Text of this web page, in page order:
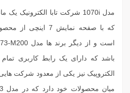
مدل 1070i شرکت تابا الکترونیک
یک
که با صفحه نمایش 7
است و از دیگر برند ها مدل M200
باشد که دارای یک رابط کاربری
الکتروپیک نیز یکی از معدود شرکت
میان محصولات خود دارد که در مدل